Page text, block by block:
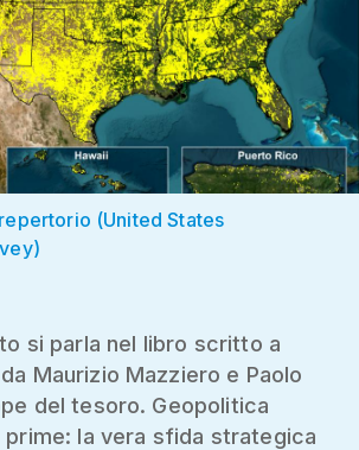
(United States
si parla nel libro scritto a
Maurizio Mazziero e Paolo
del tesoro. Geopolitica
prime: la vera sfida strategica